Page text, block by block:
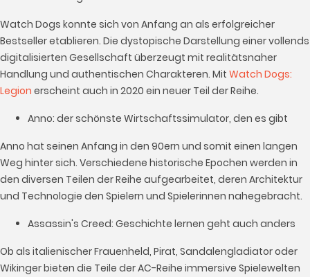
Watch Dogs konnte sich von Anfang an als erfolgreicher
Bestseller etablieren. Die dystopische Darstellung einer vollends
digitalisierten Gesellschaft überzeugt mit realitätsnaher
Handlung und authentischen Charakteren. Mit Watch Dogs:
Legion erscheint auch in 2020 ein neuer Teil der Reihe.
Anno: der schönste Wirtschaftssimulator, den es gibt
Anno hat seinen Anfang in den 90ern und somit einen langen
Weg hinter sich. Verschiedene historische Epochen werden in
den diversen Teilen der Reihe aufgearbeitet, deren Architektur
und Technologie den Spielern und Spielerinnen nahegebracht.
Assassin's Creed: Geschichte lernen geht auch anders
Ob als italienischer Frauenheld, Pirat, Sandalengladiator oder
Wikinger bieten die Teile der AC-Reihe immersive Spielewelten